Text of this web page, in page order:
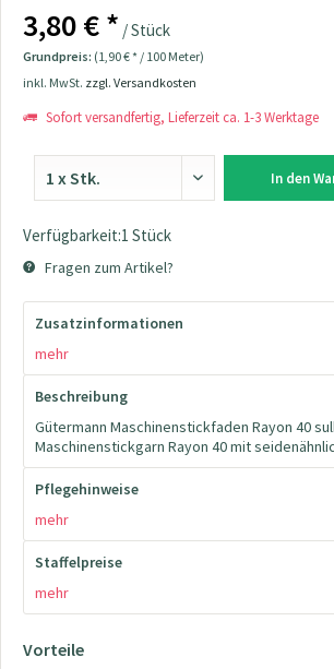
3,80 € * / Stück
Grundpreis: (1,90 € * / 100 Meter)
inkl. MwSt. zzgl. Versandkosten
Sofort versandfertig, Lieferzeit ca. 1-3 Werktage
In den
Verfügbarkeit:1 Stück
Fragen zum Artikel?
Zusatzinformationen
mehr
Beschreibung
Gütermann Maschinenstickfaden Rayon 40
Maschinenstickgarn Rayon 40 mit
Pflegehinweise
mehr
Staffelpreise
mehr
Vorteile